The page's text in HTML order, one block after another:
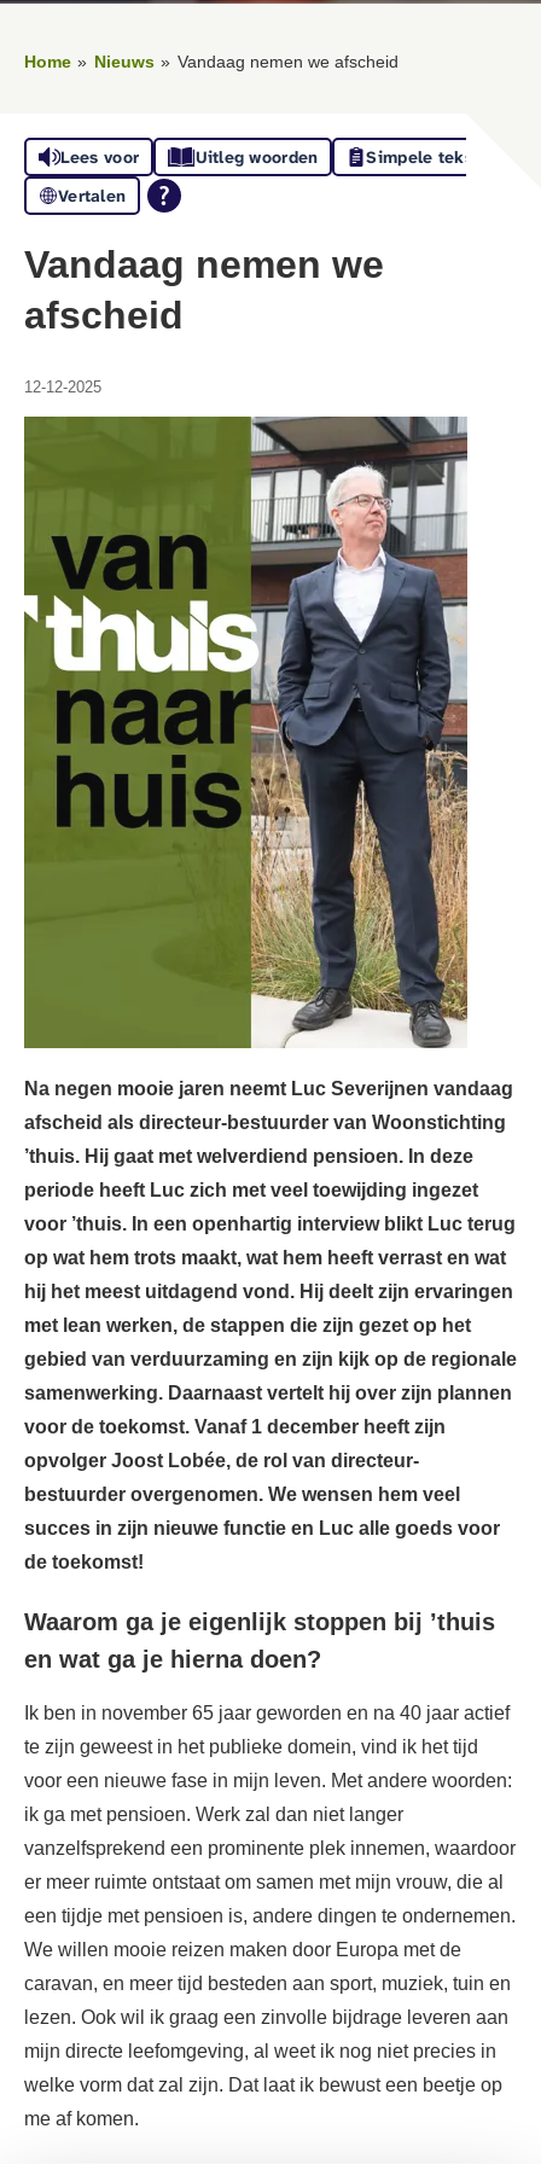
Home Nieuws Vandaag nemen we afscheid
Lees voor Uitleg woorden
Simpele tekst
Vertalen
Vandaag nemen we
afscheid
12-12-2025
Na negen mooie jaren neemt Luc Severijnen vandaag
afscheid als directeur-bestuurder van Woonstichting
’thuis. Hij gaat met welverdiend pensioen. In deze
periode heeft Luc zich met veel toewijding ingezet
voor ’thuis. In een openhartig interview blikt Luc terug
op wat hem trots maakt, wat hem heeft verrast en wat
hij het meest uitdagend vond. Hij deelt zijn ervaringen
met lean werken, de stappen die zijn gezet op het
gebied van verduurzaming en zijn kijk op de regionale
samenwerking. Daarnaast vertelt hij over zijn plannen
voor de toekomst. Vanaf 1 december heeft zijn
opvolger Joost Lobée, de rol van directeur-
bestuurder overgenomen. We wensen hem veel
succes in zijn nieuwe functie en Luc alle goeds voor
de toekomst!
Waarom ga je eigenlijk stoppen bij ’thuis
en wat ga je hierna doen?
Ik ben in november 65 jaar geworden en na 40 jaar actief
te zijn geweest in het publieke domein, vind ik het tijd
voor een nieuwe fase in mijn leven. Met andere woorden:
ik ga met pensioen. Werk zal dan niet langer
vanzelfsprekend een prominente plek innemen, waardoor
er meer ruimte ontstaat om samen met mijn vrouw, die al
een tijdje met pensioen is, andere dingen te ondernemen.
We willen mooie reizen maken door Europa met de
caravan, en meer tijd besteden aan sport, muziek, tuin en
lezen. Ook wil ik graag een zinvolle bijdrage leveren aan
mijn directe leefomgeving, al weet ik nog niet precies in
welke vorm dat zal zijn. Dat laat ik bewust een beetje op
me af komen.